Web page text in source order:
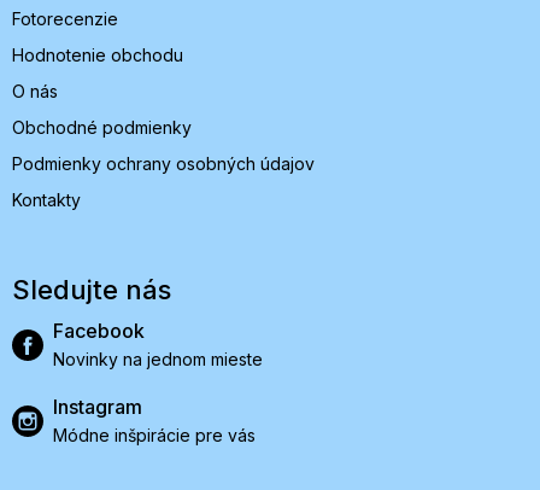
Fotorecenzie
Hodnotenie obchodu
O nás
Obchodné podmienky
Podmienky ochrany osobných údajov
Kontakty
Sledujte nás
Facebook
Novinky na jednom mieste
Instagram
Módne inšpirácie pre vás